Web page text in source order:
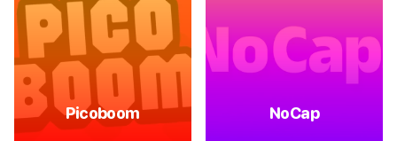
Picoboom NoCap